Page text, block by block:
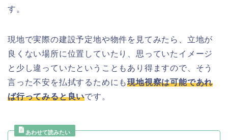
す。
現地で実際の建設予定地や物件を見てみたら、立地が
良くない場所に位置していたり、思っていたイメージ
と少し違っていたということもあり得ますので、そう
言った不安を払拭するためにも現地視察は可能であれ
ば行ってみると良いです。